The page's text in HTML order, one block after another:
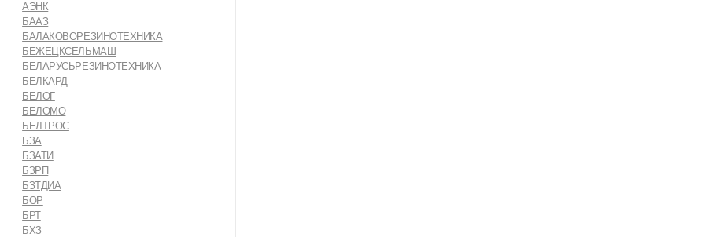
АЭНК
БААЗ
БАЛАКОВОРЕЗИНОТЕХНИКА
БЕЖЕЦКСЕЛЬМАШ
БЕЛАРУСЬРЕЗИНОТЕХНИКА
БЕЛКАРД
БЕЛОГ
БЕЛОМО
БЕЛТРОС
БЗА
БЗАТИ
БЗРП
БЗТДИА
БОР
БРТ
БХЗ